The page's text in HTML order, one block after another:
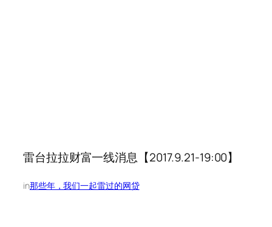
雷台拉拉财富一线消息【2017.9.21-19:00】
in那些年，我们一起雷过的网贷